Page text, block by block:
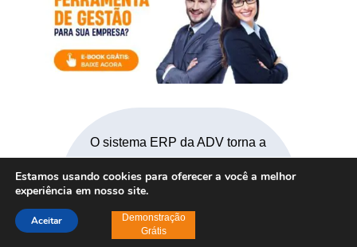
O sistema ERP da ADV torna a
precisa, oferecendo controle total
abrangendo a gestão da
Estamos usando cookies para oferecer a você a melhor
experiência em nosso site.
Aceitar
Demonstração
Grátis